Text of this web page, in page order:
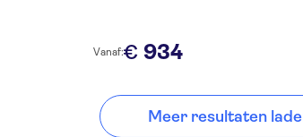
Vanaf:€ 934
Meer resultaten